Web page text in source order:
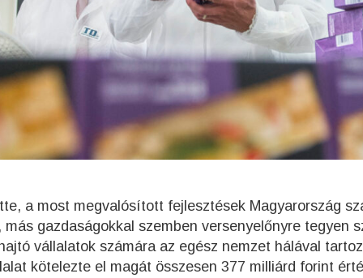
a most megvalósított fejlesztések Magyarország
gazdaságokkal szemben versenyelőnyre tegyen
vállalatok számára az egész nemzet hálával
kötelezte el magát összesen 377 milliárd forint